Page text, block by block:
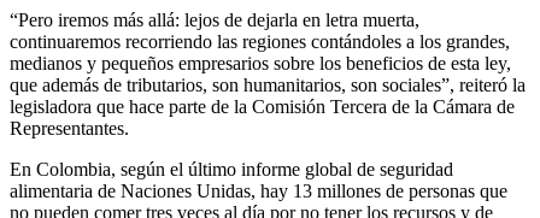
“Pero iremos más allá: lejos de dejarla en letra muerta,
continuaremos recorriendo las regiones contándoles a los grandes,
medianos y pequeños empresarios sobre los beneficios de esta ley,
que además de tributarios, son humanitarios, son sociales”, reiteró la
legisladora que hace parte de la Comisión Tercera de la Cámara de
Representantes.
En Colombia, según el último informe global de seguridad
alimentaria de Naciones Unidas, hay 13 millones de personas que
no pueden comer tres veces al día por no tener los recursos y de